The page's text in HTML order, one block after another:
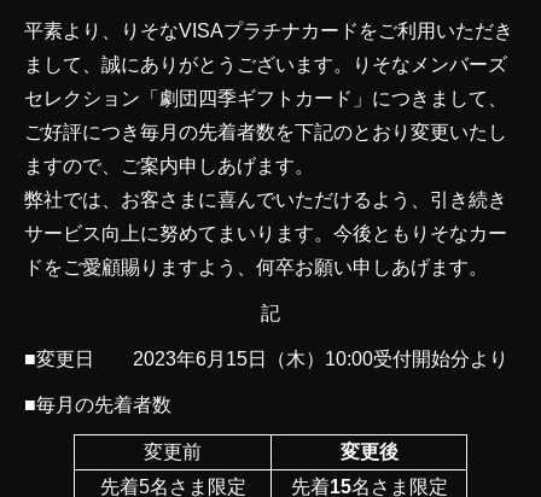
平素より、りそなVISAプラチナカードをご利用いただき
まして、誠にありがとうございます。りそなメンバーズ
セレクション「劇団四季ギフトカード」につきまして、
ご好評につき毎月の先着者数を下記のとおり変更いたし
ますので、ご案内申しあげます。
弊社では、お客さまに喜んでいただけるよう、引き続き
サービス向上に努めてまいります。今後ともりそなカー
ドをご愛顧賜りますよう、何卒お願い申しあげます。
記
■変更日 2023年6月15日（木）10:00受付開始分より
■毎月の先着者数
変更前
変更後
先着5名さま限定
先着15名さま限定